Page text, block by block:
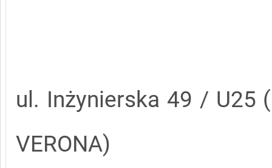
ul. Inżynierska 49 / U25
VERONA)